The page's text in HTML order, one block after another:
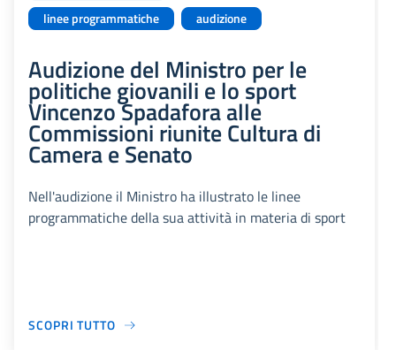
linee programmatiche
audizione
Audizione del Ministro per le
politiche giovanili e lo sport
Vincenzo Spadafora alle
Commissioni riunite Cultura di
Camera e Senato
Nell'audizione il Ministro ha illustrato le linee
programmatiche della sua attività in materia di sport
SCOPRI TUTTO